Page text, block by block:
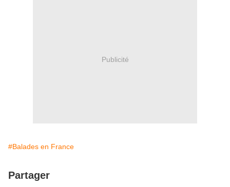
Publicité
#Balades en France
Partager